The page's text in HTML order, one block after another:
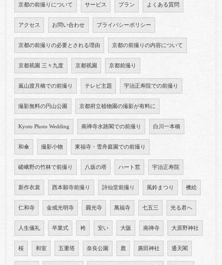
京都の前撮りについて サービス プラン よくある質問
アクセス お問い合わせ プライバシーポリシー
京都の前撮りの必要とされる理由 京都の前撮りの内容について
京都祇園 三々九度 京都祇園 京都前撮り
嵐山渡月橋での前撮り テレビ主題 宇治正寿院での前撮り
撮影無料の円山公園 京都府立植物園の撮影が有料に
Kyoto Photo Wedding 南禅寺水路閣での前撮り 白川一本橋
和傘 撮影小物 東福寺・雪舟庭園での前撮り
嵯峨野の竹林で前撮り 八坂の塔 ハート窓 宇治正寿院
新作衣裳 西本願寺前撮り 詩仙堂前撮り 風鈴まつり 襖絵
仁和寺 金戒光明寺 圓光寺 萬福寺 七五三 光る君へ
人生儀礼 卒業式 袴 安い 大阪 南禅寺 大原野神社
桜 和室 五重塔 奈良公園 鹿 廣田神社 通天閣